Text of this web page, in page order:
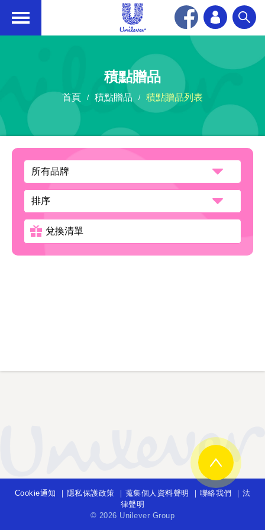
Unilever
積點贈品
首頁 積點贈品 積點贈品列表
兌換清單
Cookie通知 隱私保護政策 蒐集個人資料聲明 聯絡我們
法
律聲明
© 2026 Unilever Group